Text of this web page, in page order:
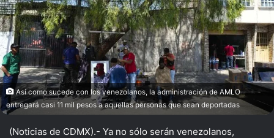
Así como sucede con los venezolanos, la administración de AMLO
entregará casi 11 mil pesos a aquellas personas que sean deportadas
(Noticias de CDMX).- Ya no sólo serán venezolanos,